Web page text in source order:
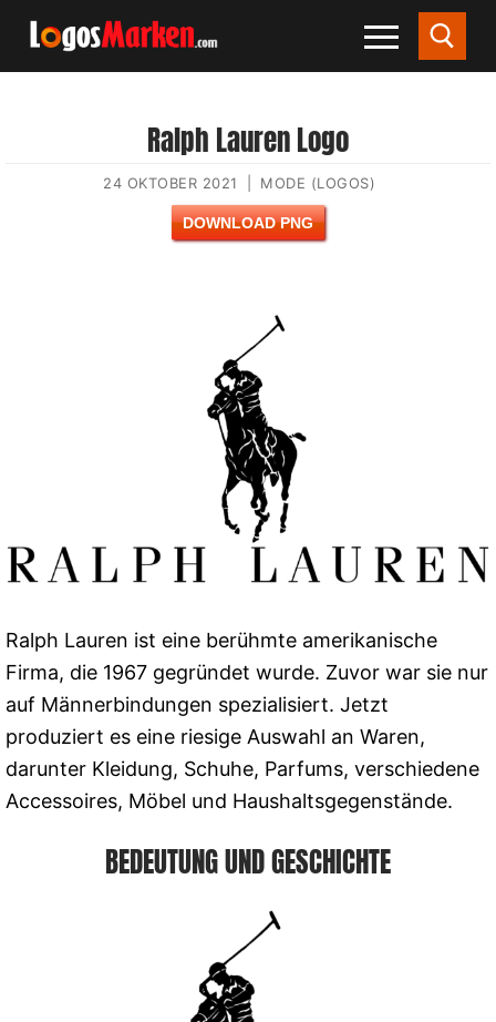
Ralph Lauren Logo
24 OKTOBER 2021 MODE (LOGOS)
DOWNLOAD PNG
Ralph Lauren ist eine berühmte amerikanische
Firma, die 1967 gegründet wurde. Zuvor war sie nur
auf Männerbindungen spezialisiert. Jetzt
produziert es eine riesige Auswahl an Waren,
darunter Kleidung, Schuhe, Parfums, verschiedene
Accessoires, Möbel und Haushaltsgegenstände.
BEDEUTUNG UND GESCHICHTE